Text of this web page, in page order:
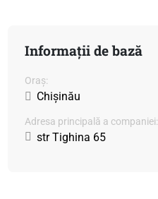
Informații de bază
Oraș:
Chișinău
Adresa principală a companiei:
str Tighina 65